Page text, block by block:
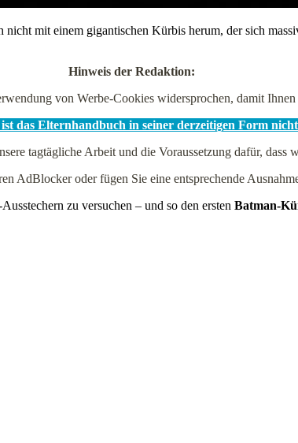
mit einem gigantischen Kürbis herum, der sich
Hinweis der Redaktion:
von Werbe-Cookies widersprochen, damit
das Elternhandbuch in seiner derzeitigen Form
tagtägliche Arbeit und die Voraussetzung dafür, dass
AdBlocker oder fügen Sie eine entsprechende
zu versuchen – und so den ersten Batman-